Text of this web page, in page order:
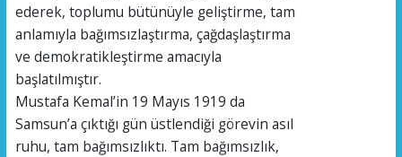
ederek, toplumu bütünüyle geliştirme, tam
anlamıyla bağımsızlaştırma, çağdaşlaştırma
ve demokratikleştirme amacıyla
başlatılmıştır.
Mustafa Kemal’in 19 Mayıs 1919 da
Samsun’a çıktığı gün üstlendiği görevin asıl
ruhu, tam bağımsızlıktı. Tam bağımsızlık,